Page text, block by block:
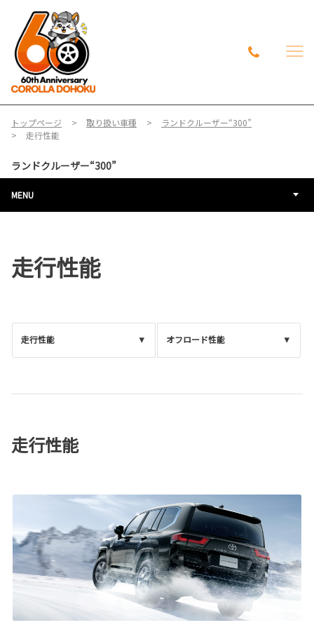
トップページ 取り扱い車種
ランドクルーザー“300”
走行性能
ランドクルーザー“300”
MENU
走行性能
走行性能 オフロード性能
走行性能